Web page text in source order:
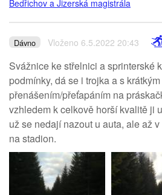
Bedřichov a Jizerská magistrála
Dávno Vloženo 6.5.2022 20:43
Svážnice ke střelnici a sprinterské
podmínky, dá se i trojka a s krátkým
přenášením/přeťapáním na
vzhledem k celkově horší kvalitě ji
už se nedají nazout u auta, ale až
na stadion.